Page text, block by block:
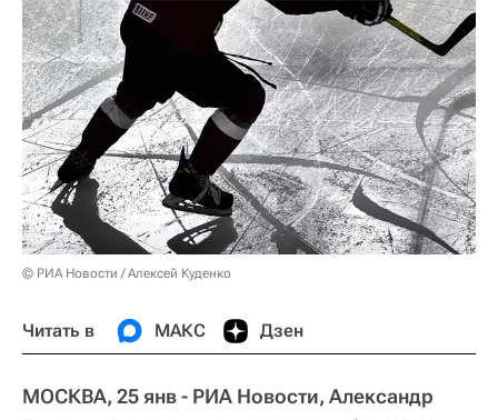
© РИА Новости / Алексей Куденко
Читать в МАКС Дзен
МОСКВА, 25 янв - РИА Новости, Александр